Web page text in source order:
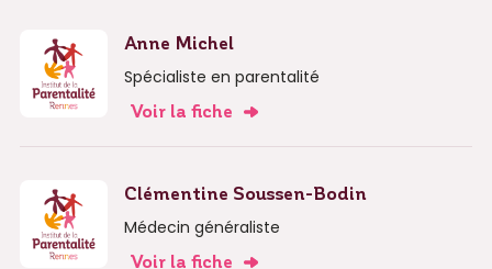
Anne Michel
Spécialiste en parentalité
Voir la fiche
Clémentine Soussen-Bodin
Médecin généraliste
Voir la fiche